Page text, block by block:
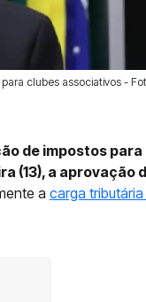
clubes associativos -
de impostos
(13), a aprovação
a carga